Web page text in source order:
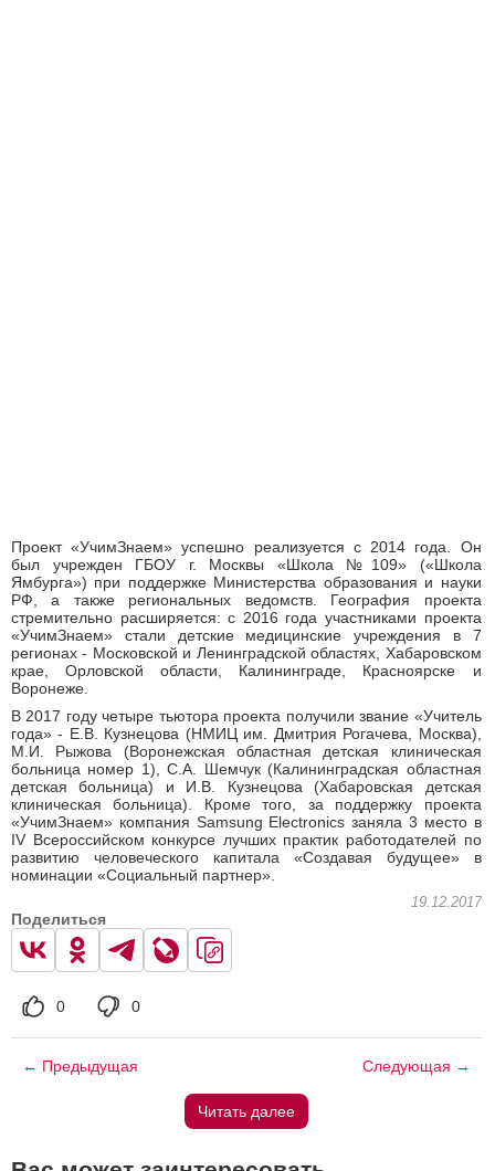
Проект «УчимЗнаем» успешно реализуется с 2014 года. Он
был учрежден ГБОУ г. Москвы «Школа №109» («Школа
Ямбурга») при поддержке Министерства образования и науки
РФ, а также региональных ведомств. География проекта
стремительно расширяется: с 2016 года участниками проекта
«УчимЗнаем» стали детские медицинские учреждения в 7
регионах - Московской и Ленинградской областях, Хабаровском
крае, Орловской области, Калининграде, Красноярске и
Воронеже.
В 2017 году четыре тьютора проекта получили звание «Учитель
года» - Е.В. Кузнецова (НМИЦ им. Дмитрия Рогачева, Москва),
М.И. Рыжова (Воронежская областная детская клиническая
больница номер 1), С.А. Шемчук (Калининградская областная
детская больница) и И.В. Кузнецова (Хабаровская детская
клиническая больница). Кроме того, за поддержку проекта
«УчимЗнаем» компания Samsung Electronics заняла 3 место в
IV Всероссийском конкурсе лучших практик работодателей по
развитию человеческого капитала «Создавая будущее» в
номинации «Социальный партнер».
19.12.2017
Поделиться
0 0
← Предыдущая Следующая →
Читать далее